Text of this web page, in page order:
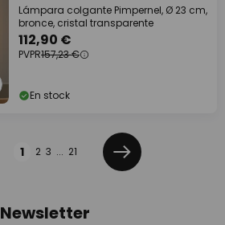
Lámpara colgante Pimpernel, Ø 23 cm,
bronce, cristal transparente
112,90 €
PVPR157,23 €
En stock
1 2 3 ... 21
Siguiente
Newsletter